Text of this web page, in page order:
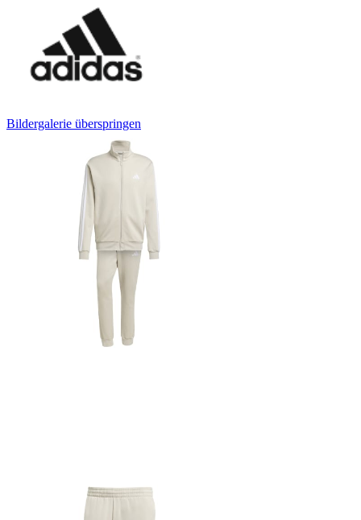
Bildergalerie überspringen